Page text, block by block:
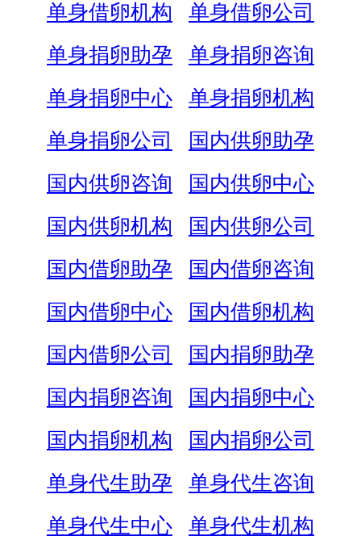
单身借卵机构
单身借卵公司
单身捐卵助孕
单身捐卵咨询
单身捐卵中心
单身捐卵机构
单身捐卵公司
国内供卵助孕
国内供卵咨询
国内供卵中心
国内供卵机构
国内供卵公司
国内借卵助孕
国内借卵咨询
国内借卵中心
国内借卵机构
国内借卵公司
国内捐卵助孕
国内捐卵咨询
国内捐卵中心
国内捐卵机构
国内捐卵公司
单身代生助孕
单身代生咨询
单身代生中心
单身代生机构